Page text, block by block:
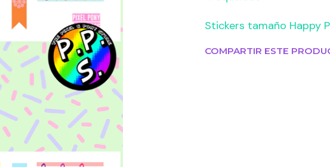
Stickers tamaño Happy
COMPARTIR ESTE